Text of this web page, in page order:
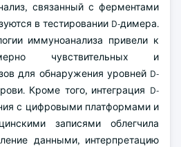
связанный с ферментами
в тестировании D-димера.
иммуноанализа привели к
чувствительных и
для обнаружения уровней D-
Кроме того, интеграция D-
с цифровыми платформами и
записями облегчила
данными, интерпретацию